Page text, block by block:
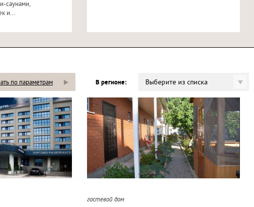
саунами,
и...
по параметрам В регионе: Выберите из списка
гостевой дом